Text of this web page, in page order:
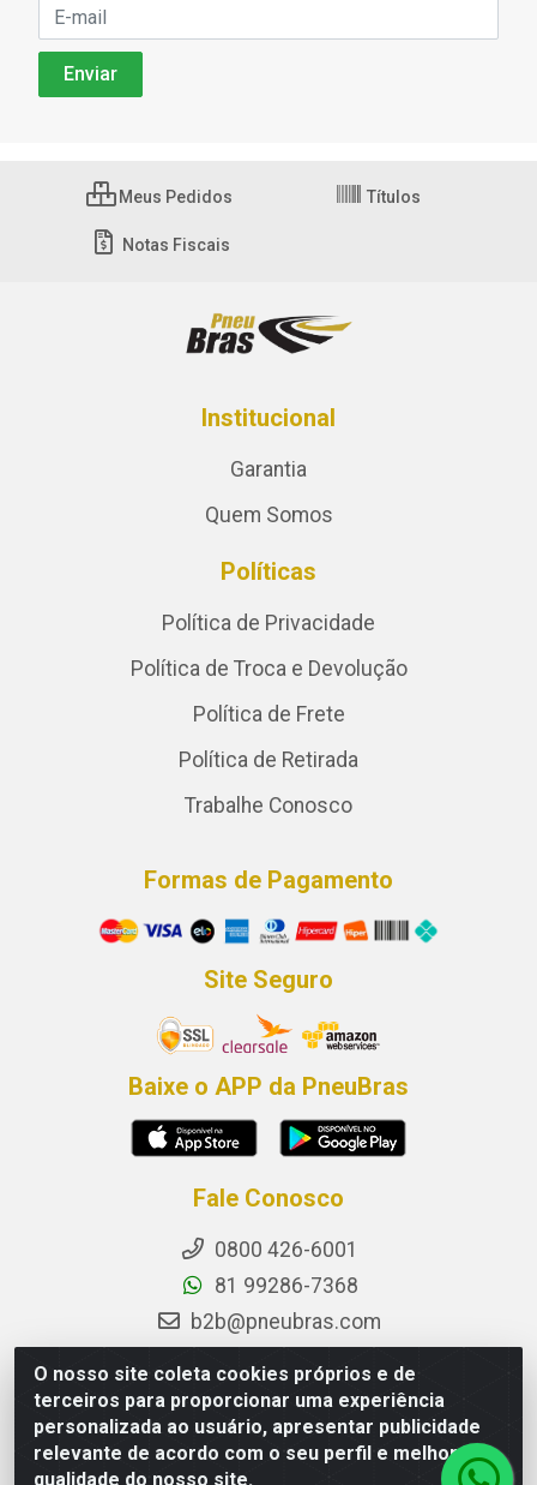
O nosso site coleta cookies próprios e de
terceiros para proporcionar uma experiência
personalizada ao usuário, apresentar publicidade
relevante de acordo com o seu perfil e melhorar a
qualidade do nosso site.
Meus Pedidos Títulos
Notas Fiscais
Institucional
Garantia
Quem Somos
Políticas
Política de Privacidade
Política de Troca e Devolução
Política de Frete
Política de Retirada
Trabalhe Conosco
Formas de Pagamento
Site Seguro
Baixe o APP da PneuBras
Fale Conosco
0800 426-6001
81 99286-7368
b2b@pneubras.com
Instagram
Facebook
Privacidade e Dados (DPO):